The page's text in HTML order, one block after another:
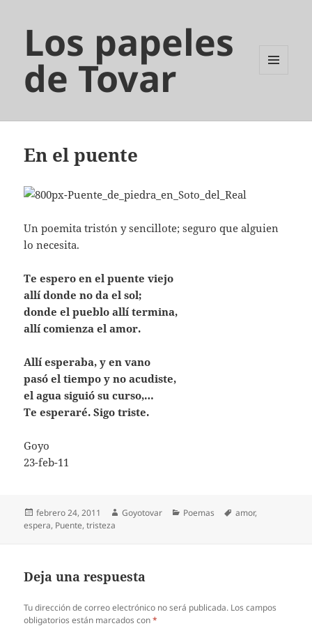
Los papeles
de Tovar
En el puente
Un poemita tristón y sencillote; seguro que alguien
lo necesita.
Te espero en el puente viejo
allí donde no da el sol;
donde el pueblo allí termina,
allí comienza el amor.
Allí esperaba, y en vano
pasó el tiempo y no acudiste,
el agua siguió su curso,…
Te esperaré. Sigo triste.
Goyo
23-feb-11
Publicado
el
febrero 24, 2011 Autor
Goyotovar Categorías
Poemas Etiquetas
amor,
espera, Puente,tristeza
Deja una respuesta
Tu dirección de correo electrónico no será publicada. Los campos
obligatorios están marcados con*